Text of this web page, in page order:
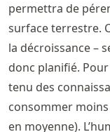
permettra de
surface terrestre.
la décroissance –
donc planifié.
tenu des
consommer
en moyenne).